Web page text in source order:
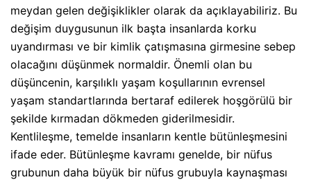
meydan gelen değişiklikler olarak da açıklayabiliriz. Bu
değişim duygusunun ilk başta insanlarda korku
uyandırması ve bir kimlik çatışmasına girmesine sebep
olacağını düşünmek normaldir. Önemli olan bu
düşüncenin, karşılıklı yaşam koşullarının evrensel
yaşam standartlarında bertaraf edilerek hoşgörülü bir
şekilde kırmadan dökmeden giderilmesidir.
Kentlileşme, temelde insanların kentle bütünleşmesini
ifade eder. Bütünleşme kavramı genelde, bir nüfus
grubunun daha büyük bir nüfus grubuyla kaynaşması